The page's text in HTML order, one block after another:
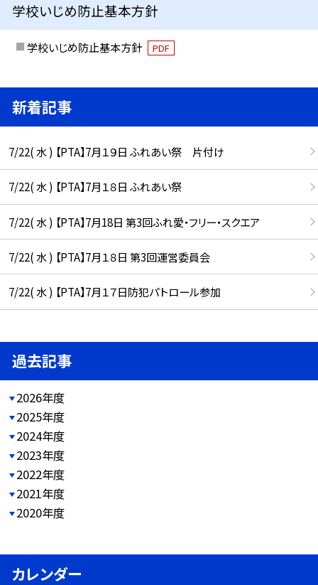
学校いじめ防止基本方針
学校いじめ防止基本方針 PDF
新着記事
7/22( 水 ) 【PTA】7月１９日 ふれあい祭 片付け
7/22( 水 ) 【PTA】7月１８日 ふれあい祭
7/22( 水 ) 【PTA】7月18日 第3回ふれ愛・フリー・スクエア
7/22( 水 ) 【PTA】7月１８日 第3回運営委員会
7/22( 水 ) 【PTA】7月１７日防犯パトロール参加
過去記事
2026年度
2025年度
2024年度
2023年度
2022年度
2021年度
2020年度
カレンダー